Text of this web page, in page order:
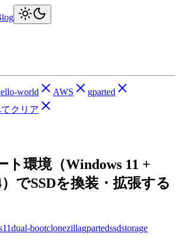
world AWS
gparted
クリア
ト環境（Windows 11 +
でSSDを換装・拡張する
dual-bootclonezillagpartedssdstorage